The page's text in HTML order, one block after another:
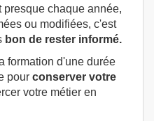
chaque année,
ou modifiées, c'est
bon de rester informé.
formation d'une durée
pour conserver votre
votre métier en